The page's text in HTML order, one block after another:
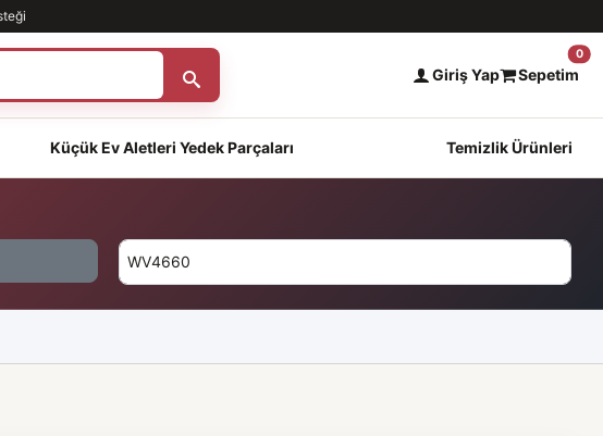
Giriş Yap Sepetim
0
Küçük Ev Aletleri Yedek Parçaları Temizlik Ürünleri